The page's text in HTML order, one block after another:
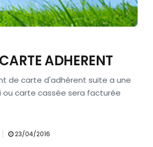
ADHERENT
de carte d'adhérent suite a une
ou carte cassée sera facturée
| 23/04/2016